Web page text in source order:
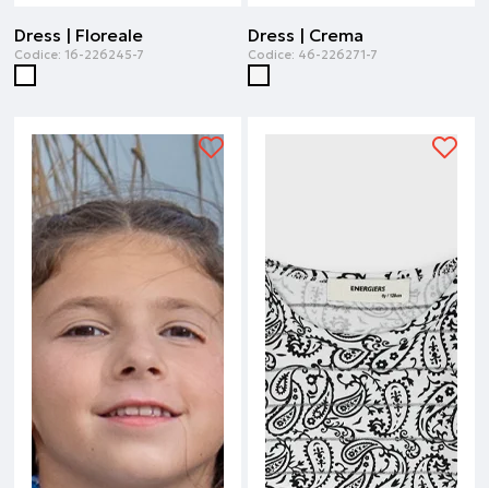
Dress | Floreale
Codice: 16-226245-7
Dress | Crema
Codice: 46-226271-7